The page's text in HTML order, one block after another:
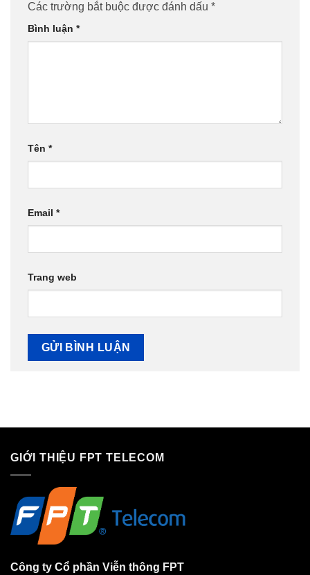
Các trường bắt buộc được đánh dấu *
Bình luận *
Tên *
Email *
Trang web
GIỚI THIỆU FPT TELECOM
Công ty Cổ phần Viễn thông FPT